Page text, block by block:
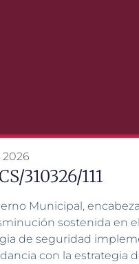
2026
310326/111
Municipal,
sostenida en
de seguridad
con la estrategia